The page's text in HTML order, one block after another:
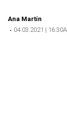
Ana Martín
04.03.2021 | 16:30